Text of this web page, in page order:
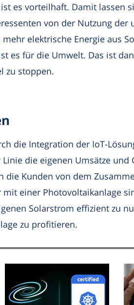
es vorteilhaft. Damit lassen
von der Nutzung der
mehr elektrische Energie aus
es für die Umwelt. Das ist
zu stoppen.
die Integration der IoT-
die eigenen Umsätze und
die Kunden von dem
mit einer Photovoltaikanlage
Solarstrom effizient zu
zu profitieren.